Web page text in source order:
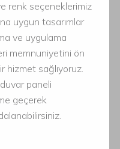
renk seçeneklerimiz
uygun tasarımlar
ve uygulama
memnuniyetini ön
hizmet sağlıyoruz.
duvar paneli
geçerek